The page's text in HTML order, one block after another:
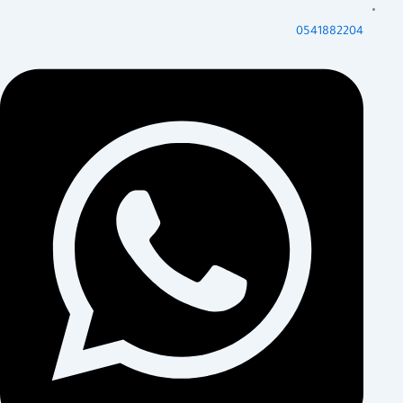
0541882204